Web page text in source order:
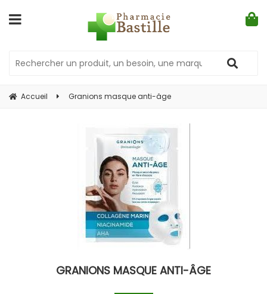
Accueil Granions masque anti-âge
GRANIONS MASQUE ANTI-ÂGE